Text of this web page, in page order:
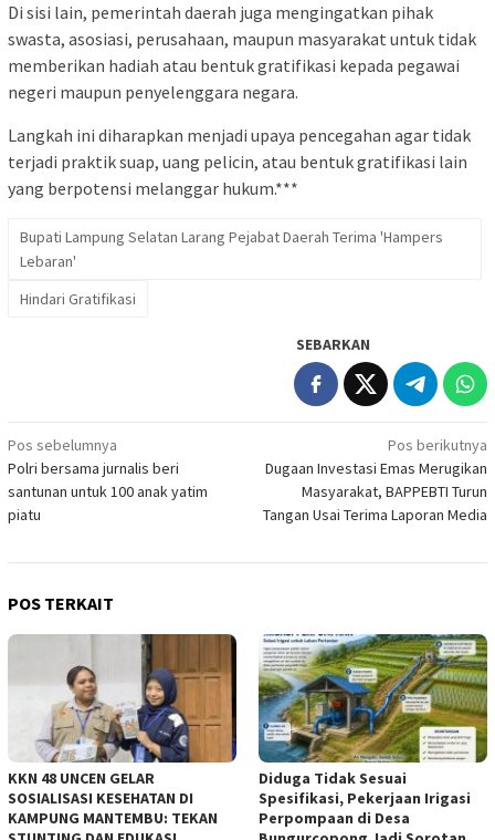
Di sisi lain, pemerintah daerah juga mengingatkan pihak
swasta, asosiasi, perusahaan, maupun masyarakat untuk tidak
memberikan hadiah atau bentuk gratifikasi kepada pegawai
negeri maupun penyelenggara negara.
Langkah ini diharapkan menjadi upaya pencegahan agar tidak
terjadi praktik suap, uang pelicin, atau bentuk gratifikasi lain
yang berpotensi melanggar hukum.***
Bupati Lampung Selatan Larang Pejabat Daerah Terima 'Hampers
Lebaran'
Hindari Gratifikasi
SEBARKAN
Navigasi
pos
Pos sebelumnya
Polri bersama jurnalis beri
santunan untuk 100 anak yatim
piatu
Pos berikutnya
Dugaan Investasi Emas Merugikan
Masyarakat, BAPPEBTI Turun
Tangan Usai Terima Laporan Media
POS TERKAIT
KKN 48 UNCEN GELAR
SOSIALISASI KESEHATAN DI
KAMPUNG MANTEMBU: TEKAN
Diduga Tidak Sesuai
Spesifikasi, Pekerjaan Irigasi
Perpompaan di Desa